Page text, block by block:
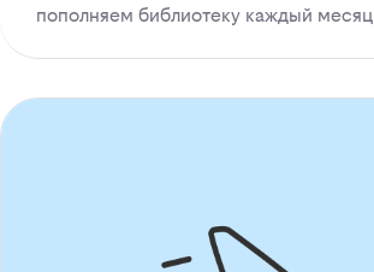
пополняем библиотеку каждый месяц